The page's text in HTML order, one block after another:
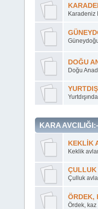
Karadeniz
DOĞU
Doğu
KARA
KEKLİK
Keklik
ÇULLUK
Çulluk
ÖRDEK,
Ördek, kaz